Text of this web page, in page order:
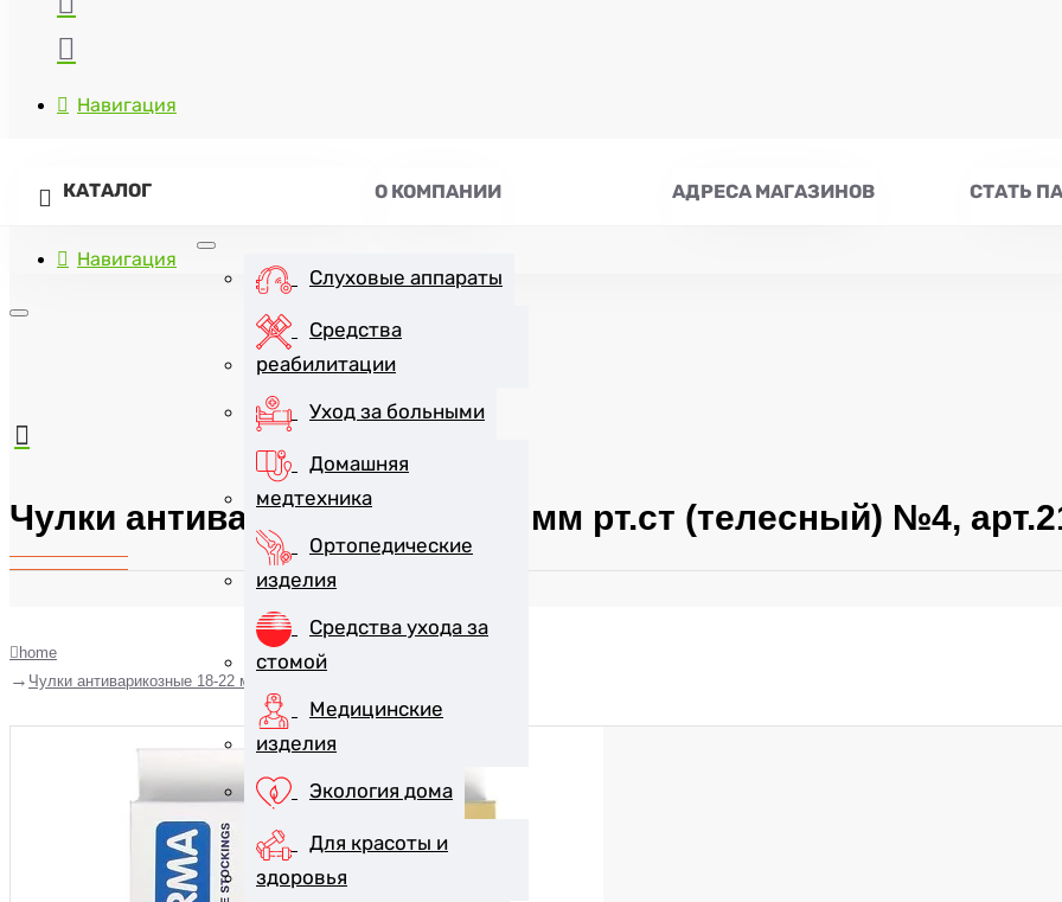
Навигация
КАТАЛОГ
Слуховые аппараты
Средства
реабилитации
Уход за больными
Домашняя
медтехника
Ортопедические
изделия
Средства ухода за
стомой
Медицинские
изделия
Экология дома
Для красоты и
здоровья
О КОМПАНИИ АДРЕСА МАГАЗИНОВ СТАТЬ
Навигация
Чулки антиварикозные 18-22 мм рт.ст (телесный) №4,
home
Чулки антиварикозные 18-22 мм рт.ст (телесный) №4, арт.211